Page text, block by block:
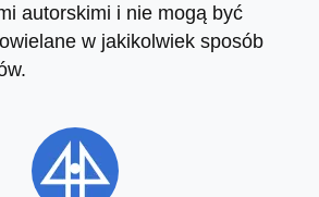
autorskimi i nie mogą być
w jakikolwiek sposób